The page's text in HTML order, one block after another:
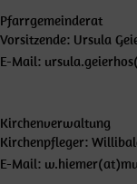
Pfarrgemeinderat
Vorsitzende: Ursula
E-Mail:
Kirchenverwaltung
Kirchenpfleger:
E-Mail: